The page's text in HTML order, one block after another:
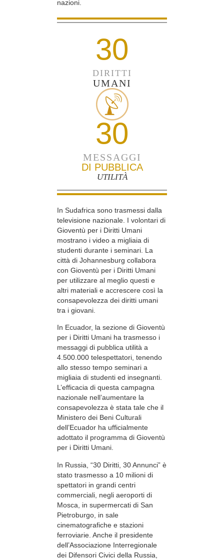
nazioni.
30
DIRITTI
UMANI
30
MESSAGGI
DI PUBBLICA
UTILITÀ
In Sudafrica sono trasmessi dalla
televisione nazionale. I volontari di
Gioventù per i Diritti Umani
mostrano i video a migliaia di
studenti durante i seminari. La
città di Johannesburg collabora
con Gioventù per i Diritti Umani
per utilizzare al meglio questi e
altri materiali e accrescere così la
consapevolezza dei diritti umani
tra i giovani.
In Ecuador, la sezione di Gioventù
per i Diritti Umani ha trasmesso i
messaggi di pubblica utilità a
4.500.000 telespettatori, tenendo
allo stesso tempo seminari a
migliaia di studenti ed insegnanti.
L’efficacia di questa campagna
nazionale nell’aumentare la
consapevolezza è stata tale che il
Ministero dei Beni Culturali
dell’Ecuador ha ufficialmente
adottato il programma di Gioventù
per i Diritti Umani.
In Russia, “30 Diritti, 30 Annunci” è
stato trasmesso a 10 milioni di
spettatori in grandi centri
commerciali, negli aeroporti di
Mosca, in supermercati di San
Pietroburgo, in sale
cinematografiche e stazioni
ferroviarie. Anche il presidente
dell’Associazione Interregionale
dei Difensori Civici della Russia,